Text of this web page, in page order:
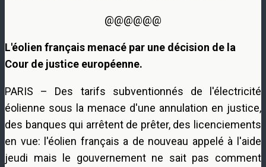
@@@@@@
L'éolien français menacé par une décision de la
Cour de justice européenne.
PARIS – Des tarifs subventionnés de l'électricité
éolienne sous la menace d'une annulation en justice,
des banques qui arrêtent de prêter, des licenciements
en vue: l'éolien français a de nouveau appelé à l'aide
jeudi mais le gouvernement ne sait pas comment